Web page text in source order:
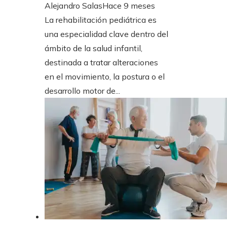
Alejandro SalasHace 9 meses
La rehabilitación pediátrica es
una especialidad clave dentro del
ámbito de la salud infantil,
destinada a tratar alteraciones
en el movimiento, la postura o el
desarrollo motor de...